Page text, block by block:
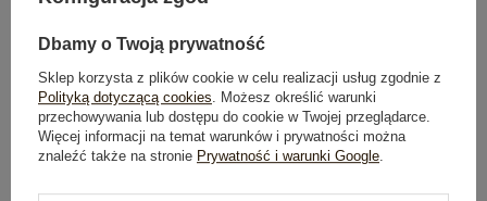
Dostawaod 7,99 zł
Do darmowej dostawy brakuje 200,00 zł
Wysyłkajutro
Dbamy o Twoją prywatność
Sklep korzysta z plików cookie w celu realizacji usług zgodnie z
Polityką dotyczącą cookies. Możesz określić warunki
przechowywania lub dostępu do cookie w Twojej przeglądarce.
Więcej informacji na temat warunków i prywatności można
znaleźć także na stronie Prywatność i warunki Google.